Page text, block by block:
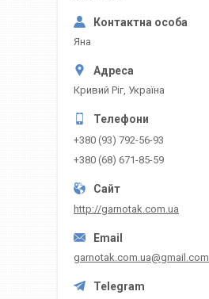
Яна
Кривий Ріг, Україна
+380 (93) 792-56-93
+380 (68) 671-85-59
http://garnotak.com.ua
garnotak.com.ua@gmail.com